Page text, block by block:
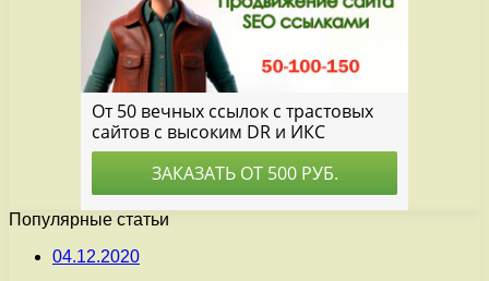
Популярные статьи
04.12.2020